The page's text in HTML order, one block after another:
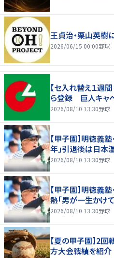
王貞治・栗山英樹
2026/06/15 00:00野球
【セ入れ替え１週
ら登録 巨人キャ
2026/08/10 13:30野球
【甲子園】明徳義
年」引退後は日本
2026/08/10 13:30野球
【甲子園】明徳義
熱「男が一生かけ
2026/08/10 13:30野球
【夏の甲子園】2
方大会戦績を紹介